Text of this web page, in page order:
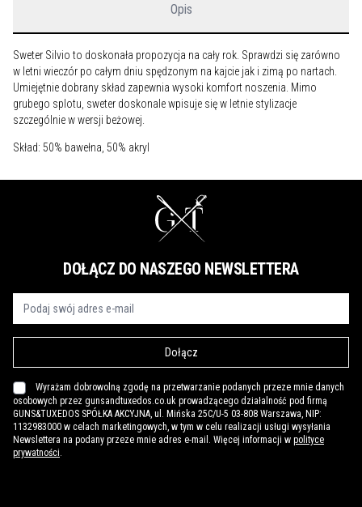
Opis
Sweter Silvio to doskonała propozycja na cały rok. Sprawdzi się zarówno
w letni wieczór po całym dniu spędzonym na kajcie jak i zimą po nartach.
Umiejętnie dobrany skład zapewnia wysoki komfort noszenia. Mimo
grubego splotu, sweter doskonale wpisuje się w letnie stylizacje
szczególnie w wersji beżowej.
Skład: 50% bawełna, 50% akryl
DOŁĄCZ DO NASZEGO NEWSLETTERA
Dołącz
Wyrażam dobrowolną zgodę na przetwarzanie podanych przeze mnie danych
osobowych przez gunsandtuxedos.co.uk prowadzącego działalność pod firmą
GUNS&TUXEDOS SPÓŁKA AKCYJNA, ul. Mińska 25C/U-5 03-808 Warszawa, NIP:
1132983000 w celach marketingowych, w tym w celu realizacji usługi wysyłania
Newslettera na podany przeze mnie adres e-mail. Więcej informacji w polityce
prywatności